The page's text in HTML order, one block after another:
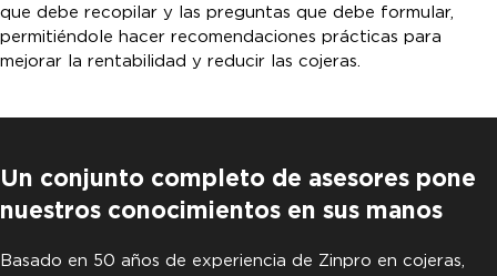
que debe recopilar y las preguntas que debe formular,
permitiéndole hacer recomendaciones prácticas para
mejorar la rentabilidad y reducir las cojeras.
Un conjunto completo de asesores pone
nuestros conocimientos en sus manos
Basado en 50 años de experiencia de Zinpro en cojeras,